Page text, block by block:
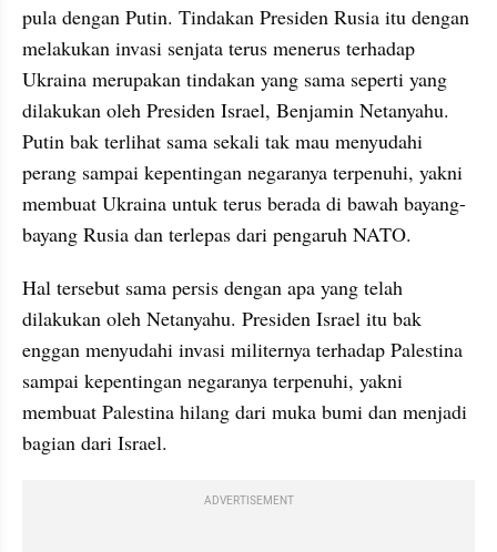
pula dengan Putin. Tindakan Presiden Rusia itu dengan
melakukan invasi senjata terus menerus terhadap
Ukraina merupakan tindakan yang sama seperti yang
dilakukan oleh Presiden Israel, Benjamin Netanyahu.
Putin bak terlihat sama sekali tak mau menyudahi
perang sampai kepentingan negaranya terpenuhi, yakni
membuat Ukraina untuk terus berada di bawah bayang-
bayang Rusia dan terlepas dari pengaruh NATO.
Hal tersebut sama persis dengan apa yang telah
dilakukan oleh Netanyahu. Presiden Israel itu bak
enggan menyudahi invasi militernya terhadap Palestina
sampai kepentingan negaranya terpenuhi, yakni
membuat Palestina hilang dari muka bumi dan menjadi
bagian dari Israel.
ADVERTISEMENT